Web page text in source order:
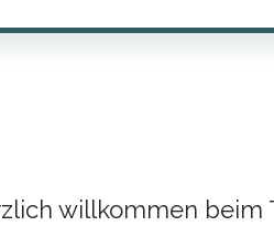
willkommen beim